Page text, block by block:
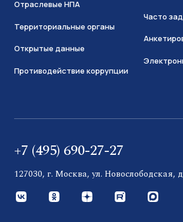
Отраслевые НПА
Территориальные органы
Открытые данные
Противодействие коррупции
Часто
+7 (495) 690-27-27
127030, г. Москва, ул. Новослободская,